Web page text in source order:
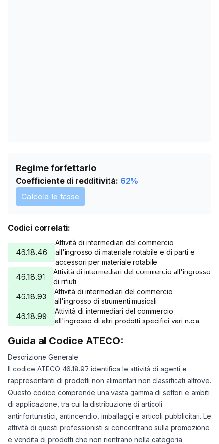
Regime forfettario
Coefficiente di redditività: 62%
Calcola le tasse
Codici correlati:
46.18.46
Attività di intermediari del commercio
all'ingrosso di materiale rotabile e di parti e
accessori per materiale rotabile
46.18.91
Attività di intermediari del commercio all'ingrosso
di rifiuti
46.18.93
Attività di intermediari del commercio
all'ingrosso di strumenti musicali
46.18.99
Attività di intermediari del commercio
all'ingrosso di altri prodotti specifici vari n.c.a.
Guida al Codice ATECO:
Descrizione Generale
Il codice ATECO 46.18.97 identifica le attività di agenti e
rappresentanti di prodotti non alimentari non classificati altrove.
Questo codice comprende una vasta gamma di settori e ambiti
di applicazione, tra cui la distribuzione di articoli
antinfortunistici, antincendio, imballaggi e articoli pubblicitari. Le
attività di questi professionisti si concentrano sulla promozione
e vendita di prodotti che non rientrano nella categoria